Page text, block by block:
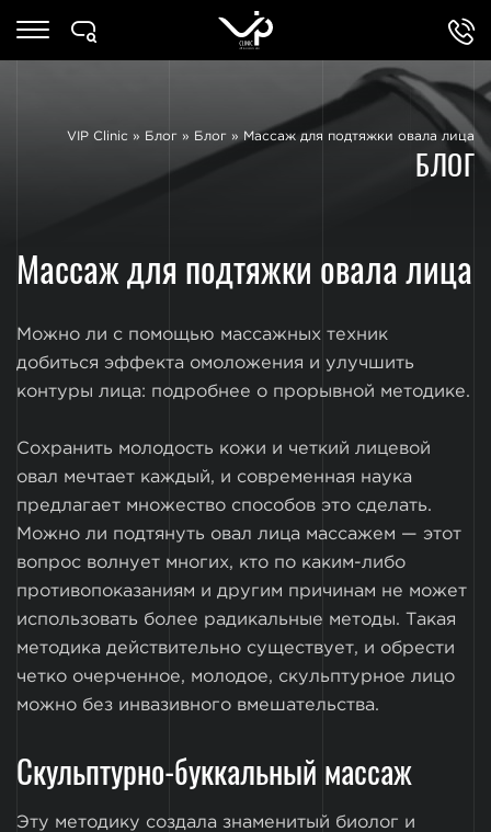
VIP Clinic » Блог » Блог » Массаж для подтяжки овала лица
БЛОГ
Массаж для подтяжки овала лица
Можно ли с помощью массажных техник
добиться эффекта омоложения и улучшить
контуры лица: подробнее о прорывной методике.
Сохранить молодость кожи и четкий лицевой
овал мечтает каждый, и современная наука
предлагает множество способов это сделать.
Можно ли подтянуть овал лица массажем — этот
вопрос волнует многих, кто по каким-либо
противопоказаниям и другим причинам не может
использовать более радикальные методы. Такая
методика действительно существует, и обрести
четко очерченное, молодое, скульптурное лицо
можно без инвазивного вмешательства.
Скульптурно-буккальный массаж
Эту методику создала знаменитый биолог и